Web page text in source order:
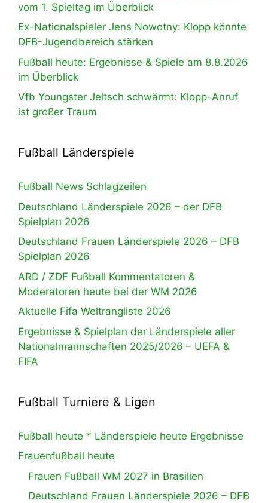
vom 1. Spieltag im Überblick
Ex-Nationalspieler Jens Nowotny: Klopp könnte
DFB-Jugendbereich stärken
Fußball heute: Ergebnisse & Spiele am 8.8.2026
im Überblick
Vfb Youngster Jeltsch schwärmt: Klopp-Anruf
ist großer Traum
Fußball Länderspiele
Fußball News Schlagzeilen
Deutschland Länderspiele 2026 – der DFB
Spielplan 2026
Deutschland Frauen Länderspiele 2026 – DFB
Spielplan 2026
ARD / ZDF Fußball Kommentatoren &
Moderatoren heute bei der WM 2026
Aktuelle Fifa Weltrangliste 2026
Ergebnisse & Spielplan der Länderspiele aller
Nationalmannschaften 2025/2026 – UEFA &
FIFA
Fußball Turniere & Ligen
Fußball heute * Länderspiele heute Ergebnisse
Frauenfußball heute
Frauen Fußball WM 2027 in Brasilien
Deutschland Frauen Länderspiele 2026 – DFB